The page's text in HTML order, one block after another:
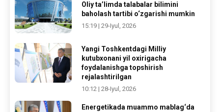
Oliy ta’limda talabalar bilimini
baholash tartibi o‘zgarishi mumkin
15:19 | 29-Iyul, 2026
Yangi Toshkentdagi Milliy
kutubxonani yil oxirigacha
foydalanishga topshirish
rejalashtirilgan
10:12 | 28-Iyul, 2026
Energetikada muammo mablag‘da